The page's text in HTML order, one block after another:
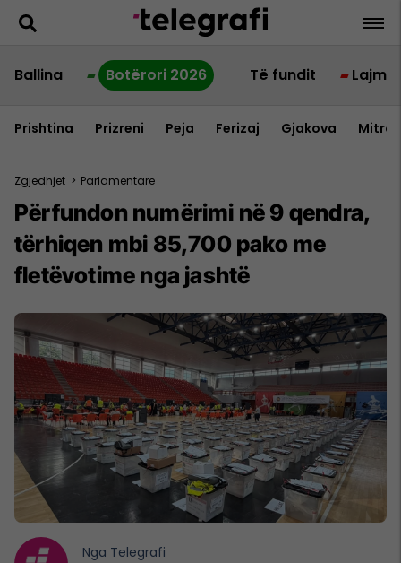
Ballina Botërori 2026 Të fundit Lajme
Prishtina Prizreni Peja Ferizaj Gjakova
Zgjedhjet > Parlamentare
Përfundon numërimi në 9 qendra,
tërhiqen mbi 85,700 pako me
fletëvotime nga jashtë
Nga Telegrafi